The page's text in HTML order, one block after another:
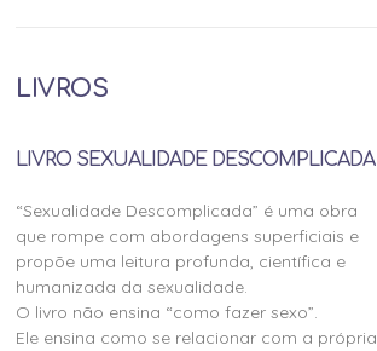
LIVROS
LIVRO SEXUALIDADE DESCOMPLICADA
“Sexualidade Descomplicada” é uma obra
que rompe com abordagens superficiais e
propõe uma leitura profunda, científica e
humanizada da sexualidade.
O livro não ensina “como fazer sexo”.
Ele ensina como se relacionar com a própria